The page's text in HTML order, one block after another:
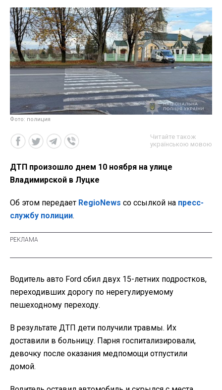
Фото: полиция
Читайте також
українською мовою
ДТП произошло днем 10 ноября на улице
Владимирской в Луцке
Об этом передает RegioNews со ссылкой на пресс-
службу полиции.
Водитель авто Ford сбил двух 15-летних подростков,
переходивших дорогу по нерегулируемому
пешеходному переходу.
В результате ДТП дети получили травмы. Их
доставили в больницу. Парня госпитализировали,
девочку после оказания медпомощи отпустили
домой.